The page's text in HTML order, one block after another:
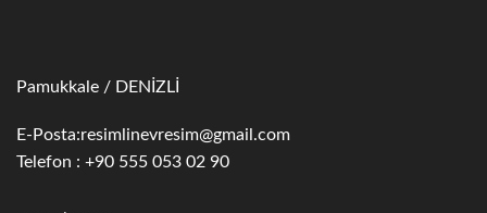
Pamukkale / DENİZLİ
E-Posta:resimlinevresim@gmail.com
Telefon : +90 555 053 02 90